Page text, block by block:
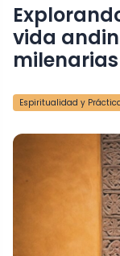
Espiritualidad y
Explorando los ritos de paso en la
vida